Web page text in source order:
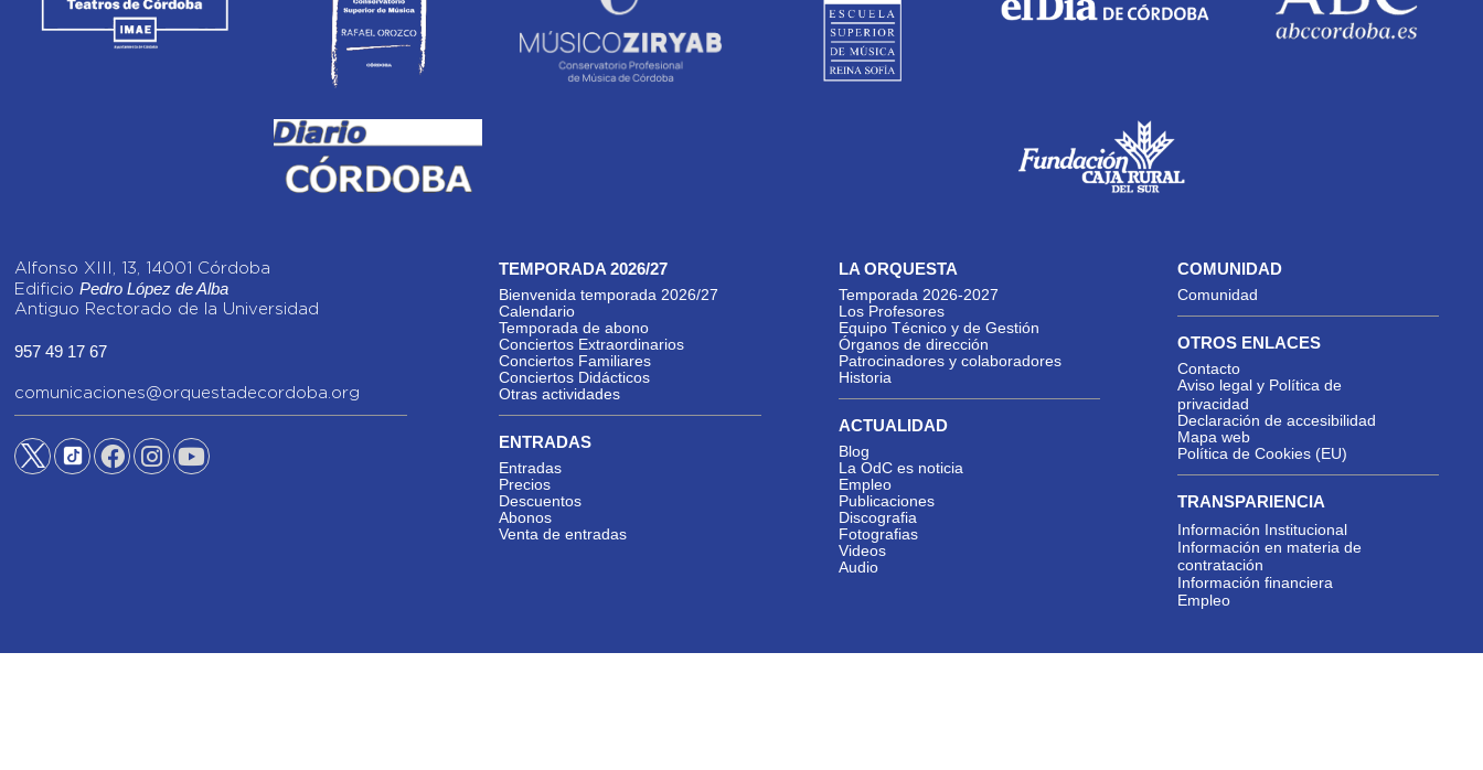
Alfonso XIII, 13, 14001 Córdoba
Edificio Pedro López de Alba
Antiguo Rectorado de la Universidad
957 49 17 67
comunicaciones@orquestadecordoba.org
TEMPORADA 2026/27
Bienvenida temporada 2026/27
Calendario
Temporada de abono
Conciertos Extraordinarios
Conciertos Familiares
Conciertos Didácticos
Otras actividades
ENTRADAS
Entradas
Precios
Descuentos
Abonos
Venta de entradas
LA ORQUESTA
Temporada 2026-2027
Los Profesores
Equipo Técnico y de Gestión
Órganos de dirección
Patrocinadores y colaboradores
Historia
ACTUALIDAD
Blog
La OdC es noticia
Empleo
Publicaciones
Discografia
Fotografias
Videos
Audio
COMUNIDAD
Comunidad
OTROS ENLACES
Contacto
Aviso legal y Política de
privacidad
Declaración de accesibilidad
Mapa web
Política de Cookies (EU)
TRANSPARIENCIA
Información Institucional
Información en materia de
contratación
Información financiera
Empleo